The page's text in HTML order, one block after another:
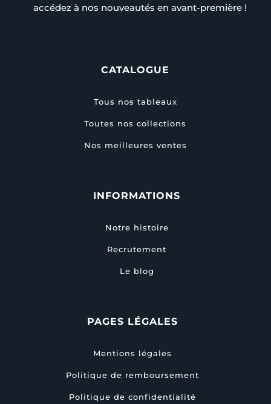
accédez à nos nouveautés en avant-première !
CATALOGUE
Tous nos tableaux
Toutes nos collections
Nos meilleures ventes
INFORMATIONS
Notre histoire
Recrutement
Le blog
PAGES LÉGALES
Mentions légales
Politique de remboursement
Politique de confidentialité